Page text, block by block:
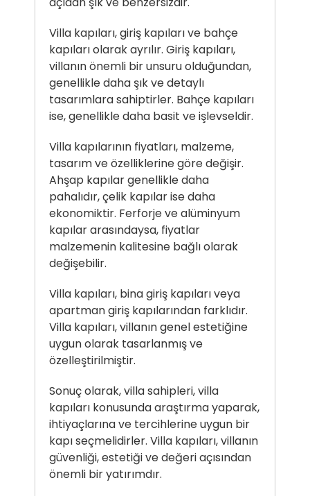
Villa kapıları, giriş kapıları ve bahçe
kapıları olarak ayrılır. Giriş kapıları,
villanın önemli bir unsuru olduğundan,
genellikle daha şık ve detaylı
tasarımlara sahiptirler. Bahçe kapıları
ise, genellikle daha basit ve işlevseldir.
Villa kapılarının fiyatları, malzeme,
tasarım ve özelliklerine göre değişir.
Ahşap kapılar genellikle daha
pahalıdır, çelik kapılar ise daha
ekonomiktir. Ferforje ve alüminyum
kapılar arasındaysa, fiyatlar
malzemenin kalitesine bağlı olarak
değişebilir.
Villa kapıları, bina giriş kapıları veya
apartman giriş kapılarından farklıdır.
Villa kapıları, villanın genel estetiğine
uygun olarak tasarlanmış ve
özelleştirilmiştir.
Sonuç olarak, villa sahipleri, villa
kapıları konusunda araştırma yaparak,
ihtiyaçlarına ve tercihlerine uygun bir
kapı seçmelidirler. Villa kapıları, villanın
güvenliği, estetiği ve değeri açısından
önemli bir yatırımdır.